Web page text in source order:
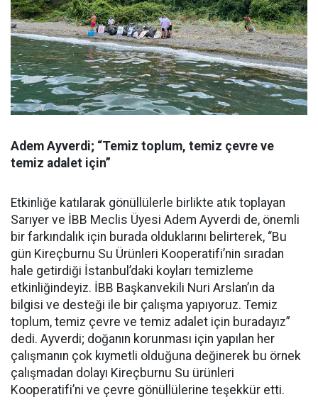
Adem Ayverdi; “Temiz toplum, temiz çevre ve
temiz adalet için”
Etkinliğe katılarak gönüllülerle birlikte atık toplayan
Sarıyer ve İBB Meclis Üyesi Adem Ayverdi de, önemli
bir farkındalık için burada olduklarını belirterek, “Bu
gün Kireçburnu Su Ürünleri Kooperatifi’nin sıradan
hale getirdiği İstanbul’daki koyları temizleme
etkinliğindeyiz. İBB Başkanvekili Nuri Arslan’ın da
bilgisi ve desteği ile bir çalışma yapıyoruz. Temiz
toplum, temiz çevre ve temiz adalet için buradayız”
dedi. Ayverdi; doğanın korunması için yapılan her
çalışmanın çok kıymetli olduğuna değinerek bu örnek
çalışmadan dolayı Kireçburnu Su ürünleri
Kooperatifi’ni ve çevre gönüllülerine teşekkür etti.